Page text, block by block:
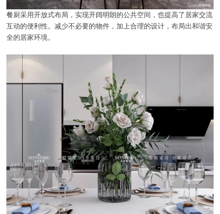
餐厨采用开放式布局，实现开阔明朗的公共空间，也提高了居家交流
互动的便利性。减少不必要的物件，加上合理的设计，布局出和谐安
全的居家环境。